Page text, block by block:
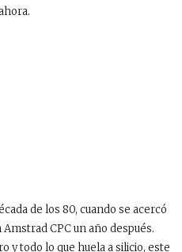
de los 80, cuando se acercó
CPC un año después.
y todo lo que huela a silicio, este